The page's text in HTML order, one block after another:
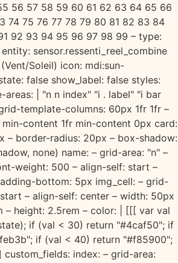
56 57 58 59 60 61 62 63 64 65 66
74 75 76 77 78 79 80 81 82 83 84
92 93 94 95 96 97 98 99 – type:
sensor.ressenti_reel_combine
(Vent/Soleil) icon: mdi:sun-
false show_label: false styles:
| "n n index" "i . label" "i bar
template-columns: 60px 1fr 1fr –
content 1fr min-content 0px card:
– border-radius: 20px – box-shadow:
none) name: – grid-area: "n" –
weight: 500 – align-self: start –
bottom: 5px img_cell: – grid-
– align-self: center – width: 50px
– height: 2.5rem – color: | [[[ var val
if (val < 30) return "#4caf50"; if
if (val < 40) return "#f85900";
index: – grid-area: